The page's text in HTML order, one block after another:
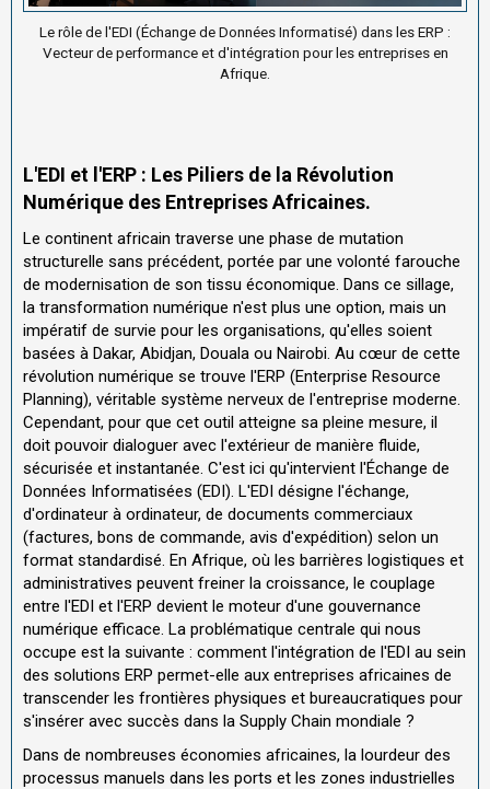
Le rôle de l'EDI (Échange de Données Informatisé) dans les ERP :
Vecteur de performance et d'intégration pour les entreprises en
Afrique.
L'EDI et l'ERP : Les Piliers de la Révolution
Numérique des Entreprises Africaines.
Le continent africain traverse une phase de mutation
structurelle sans précédent, portée par une volonté farouche
de modernisation de son tissu économique. Dans ce sillage,
la transformation numérique n'est plus une option, mais un
impératif de survie pour les organisations, qu'elles soient
basées à Dakar, Abidjan, Douala ou Nairobi. Au cœur de cette
révolution numérique se trouve l'ERP (Enterprise Resource
Planning), véritable système nerveux de l'entreprise moderne.
Cependant, pour que cet outil atteigne sa pleine mesure, il
doit pouvoir dialoguer avec l'extérieur de manière fluide,
sécurisée et instantanée. C'est ici qu'intervient l'Échange de
Données Informatisées (EDI). L'EDI désigne l'échange,
d'ordinateur à ordinateur, de documents commerciaux
(factures, bons de commande, avis d'expédition) selon un
format standardisé. En Afrique, où les barrières logistiques et
administratives peuvent freiner la croissance, le couplage
entre l'EDI et l'ERP devient le moteur d'une gouvernance
numérique efficace. La problématique centrale qui nous
occupe est la suivante : comment l'intégration de l'EDI au sein
des solutions ERP permet-elle aux entreprises africaines de
transcender les frontières physiques et bureaucratiques pour
s'insérer avec succès dans la Supply Chain mondiale ?
Dans de nombreuses économies africaines, la lourdeur des
processus manuels dans les ports et les zones industrielles